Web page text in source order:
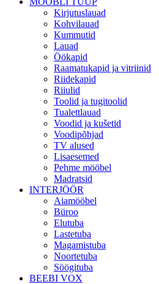
Kirjutuslauad
Kohvilauad
Kummutid
Lauad
Öökapid
Raamatukapid ja vitriinid
Riidekapid
Riiulid
Toolid ja tugitoolid
Tualettlauad
Voodid ja kušetid
Voodipõhjad
TV alused
Lisaesemed
Pehme mööbel
Madratsid
INTERJÖÖR
Aiamööbel
Büroo
Elutuba
Lastetuba
Magamistuba
Noortetuba
Söögituba
BEEBI VOX